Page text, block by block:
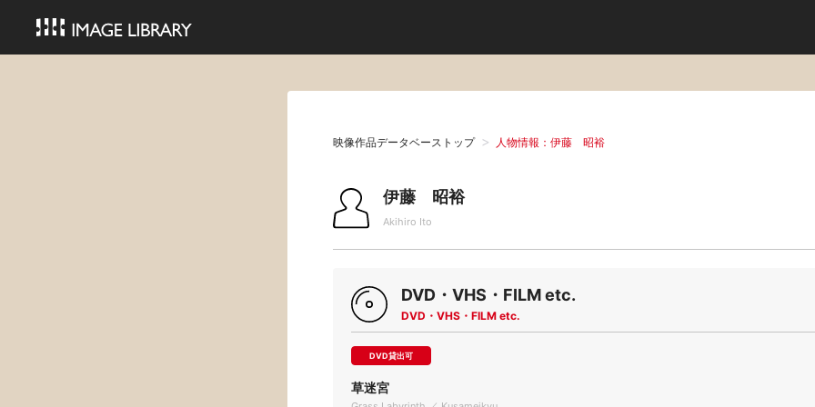
映像作品データベーストップ 人物情報：伊藤 昭裕
伊藤 昭裕
Akihiro Ito
DVD・VHS・FILM etc.
DVD・VHS・FILM etc.
DVD貸出可
草迷宮